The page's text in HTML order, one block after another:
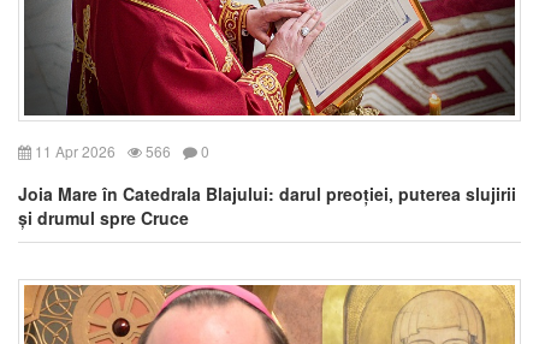
11 Apr 2026 566 0
Joia Mare în Catedrala Blajului: darul preoției, puterea slujirii
și drumul spre Cruce